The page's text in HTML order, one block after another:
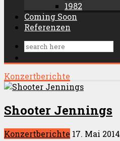
1982
Coming Soon
Referenzen
Konzertberichte
Shooter Jennings
Konzertberichte 17. Mai 2014